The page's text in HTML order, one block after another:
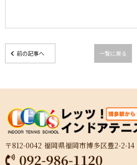
前の記事へ 一覧に戻る
〒812-0042 福岡県福岡市博多区豊2-2-14